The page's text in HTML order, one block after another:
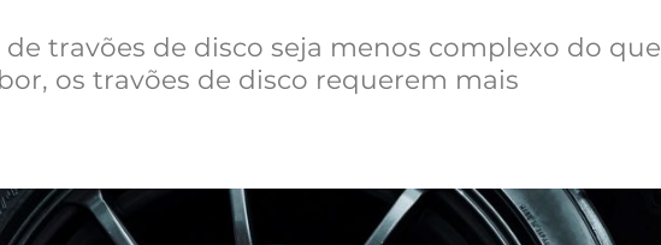
travões de disco seja menos complexo do que
os travões de disco requerem mais